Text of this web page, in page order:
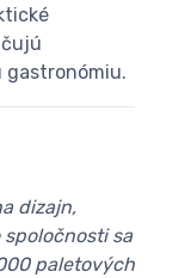
gastronómiu.
dizajn,
sa
paletových